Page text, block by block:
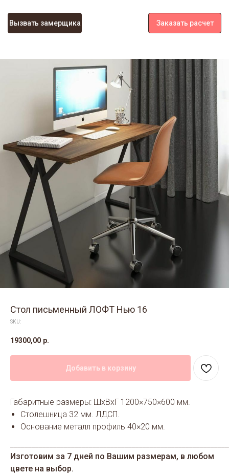
Заказать расчет
Вызвать замерщика
Стол письменный ЛОФТ Нью 16
SKU:
19300,00 р.
Добавить в корзину
Габаритные размеры: ШхВхГ 1200×750×600 мм.
Столешница 32 мм. ЛДСП.
Основание металл профиль 40×20 мм.
Изготовим за 7 дней по Вашим размерам, в любом
цвете на выбор.